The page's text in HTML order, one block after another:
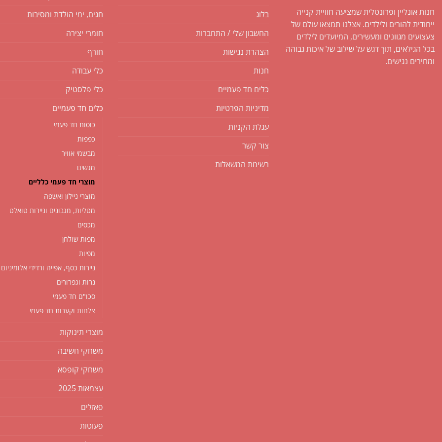
חנות אונליין ופרונטלית שמציעה חוויית קנייה
ייחודית להורים ולילדים. אצלנו תמצאו עולם של
צעצועים מגוונים ומעשירים, המיועדים לילדים
בכל הגילאים, תוך דגש על שילוב של איכות גבוהה
ומחירים נגישים.
בלוג
החשבון שלי / התחברות
הצהרת נגישות
חנות
כלים חד פעמיים
מדיניות הפרטיות
עגלת הקניות
צור קשר
רשימת המשאלות
חגים, ימי הולדת ומסיבות
חומרי יצירה
חורף
כלי עבודה
כלי פלסטיק
כלים חד פעמיים
כוסות חד פעמי
כפפות
מבשמי אוויר
מגשים
מוצרי חד פעמי כלליים
מוצרי ניילון ואשפה
מטליות, מגבונים וניירות טואלט
מכסים
מפות שולחן
מפיות
ניירות כסף, אפייה ורדידי אלומיניום
נרות וגפרורים
סכו"ם חד פעמי
צלחות וקערות חד פעמי
מוצרי תינוקות
משחקי חשיבה
משחקי קופסא
עצמאות 2025
פאזלים
פעוטות